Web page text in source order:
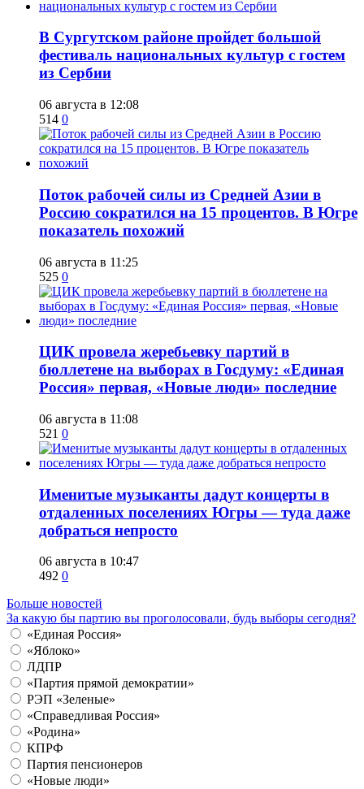
В Сургутском районе пройдет большой
фестиваль национальных культур с гостем
из Сербии
06 августа в 12:08
514 0
Поток рабочей силы из Средней Азии в
Россию сократился на 15 процентов. В Югре
показатель похожий
06 августа в 11:25
525 0
ЦИК провела жеребьевку партий в
бюллетене на выборах в Госдуму: «Единая
Россия» первая, «Новые люди» последние
06 августа в 11:08
521 0
Именитые музыканты дадут концерты в
отдаленных поселениях Югры — туда даже
добраться непросто
06 августа в 10:47
492 0
Больше новостей
За какую бы партию вы проголосовали, будь выборы сегодня?
«Единая Россия»
«Яблоко»
ЛДПР
«Партия прямой демократии»
РЭП «Зеленые»
«Справедливая Россия»
«Родина»
КПРФ
Партия пенсионеров
«Новые люди»